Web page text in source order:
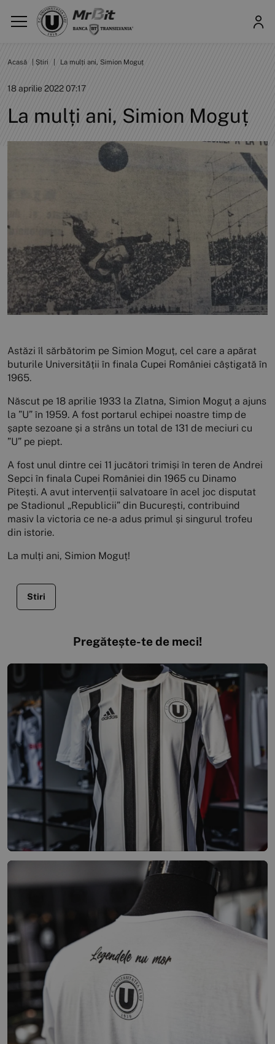
Acasă Știri La mulți ani, Simion Moguț
18 aprilie 2022 07:17
La mulți ani, Simion Moguț
Astăzi îl sărbătorim pe Simion Moguț, cel care a apărat
buturile Universității în finala Cupei României câștigată în
1965.
Născut pe 18 aprilie 1933 la Zlatna, Simion Moguț a ajuns
la ”U” în 1959. A fost portarul echipei noastre timp de
șapte sezoane și a strâns un total de 131 de meciuri cu
”U” pe piept.
A fost unul dintre cei 11 jucători trimiși în teren de Andrei
Sepci în finala Cupei României din 1965 cu Dinamo
Pitești. A avut intervenții salvatoare în acel joc disputat
pe Stadionul „Republicii” din București, contribuind
masiv la victoria ce ne-a adus primul și singurul trofeu
din istorie.
La mulți ani, Simion Moguț!
Stiri
Pregătește-te de meci!